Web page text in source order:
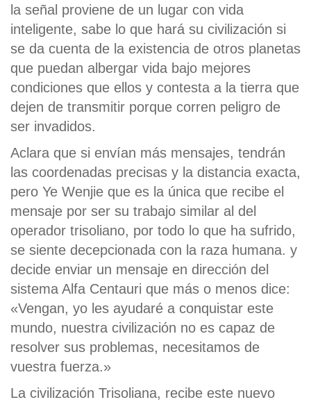
la señal proviene de un lugar con vida
inteligente, sabe lo que hará su civilización si
se da cuenta de la existencia de otros planetas
que puedan albergar vida bajo mejores
condiciones que ellos y contesta a la tierra que
dejen de transmitir porque corren peligro de
ser invadidos.
Aclara que si envían más mensajes, tendrán
las coordenadas precisas y la distancia exacta,
pero Ye Wenjie que es la única que recibe el
mensaje por ser su trabajo similar al del
operador trisoliano, por todo lo que ha sufrido,
se siente decepcionada con la raza humana. y
decide enviar un mensaje en dirección del
sistema Alfa Centauri que más o menos dice:
«Vengan, yo les ayudaré a conquistar este
mundo, nuestra civilización no es capaz de
resolver sus problemas, necesitamos de
vuestra fuerza.»
La civilización Trisoliana, recibe este nuevo